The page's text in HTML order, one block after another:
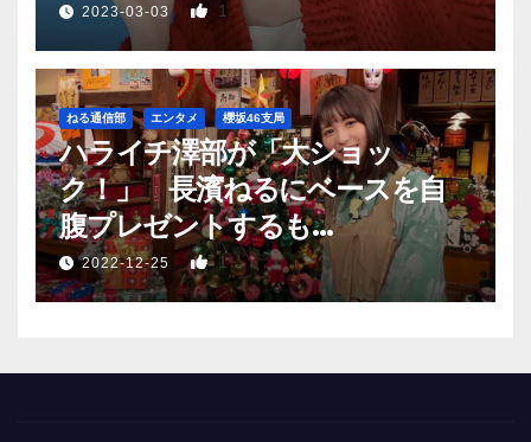
2023-03-03 1
ねる通信部 エンタメ 櫻坂46支局
ハライチ澤部が「大ショッ
ク！」 長濱ねるにベースを自
腹プレゼントするも…
2022-12-25 1